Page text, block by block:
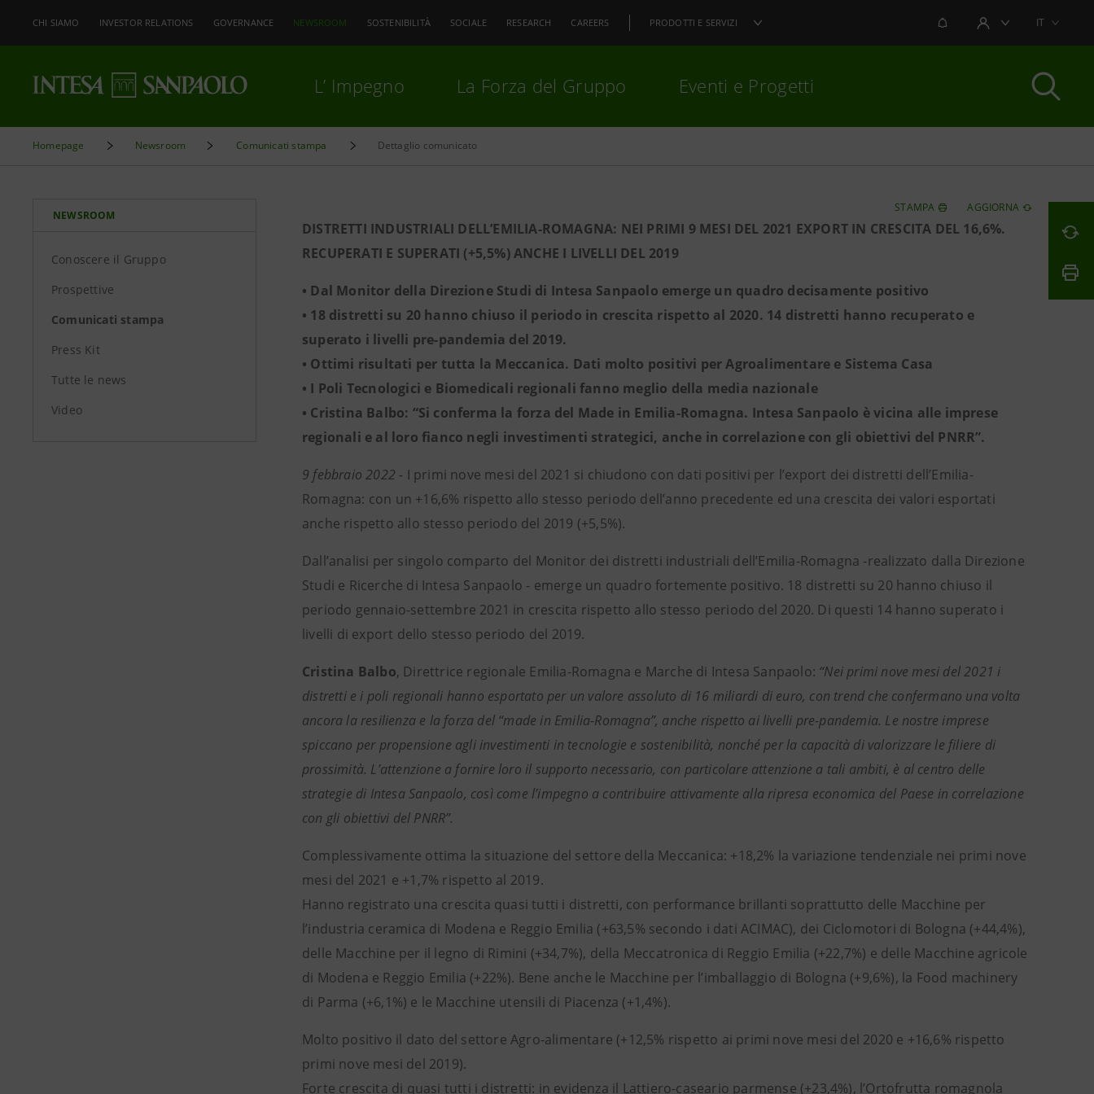
CHI SIAMO INVESTOR RELATIONS GOVERNANCE NEWSROOM SOSTENIBILITÀ SOCIALE RESEARCH CAREERS PRODOTTI E SERVIZI NOTIFICHEAREA UTENTEIT
L’ Impegno La Forza del Gruppo Eventi e Progetti
Homepage Newsroom Comunicati stampa Dettaglio comunicato
NEWSROOM
Conoscere il Gruppo
Prospettive
Comunicati stampa
Press Kit
Tutte le news
Video
STAMPA AGGIORNA
DISTRETTI INDUSTRIALI DELL’EMILIA-ROMAGNA: NEI PRIMI 9 MESI DEL 2021 EXPORT IN CRESCITA DEL 16,6%.
RECUPERATI E SUPERATI (+5,5%) ANCHE I LIVELLI DEL 2019
• Dal Monitor della Direzione Studi di Intesa Sanpaolo emerge un quadro decisamente positivo
• 18 distretti su 20 hanno chiuso il periodo in crescita rispetto al 2020. 14 distretti hanno recuperato e
superato i livelli pre-pandemia del 2019.
• Ottimi risultati per tutta la Meccanica. Dati molto positivi per Agroalimentare e Sistema Casa
• I Poli Tecnologici e Biomedicali regionali fanno meglio della media nazionale
• Cristina Balbo: “Si conferma la forza del Made in Emilia-Romagna. Intesa Sanpaolo è vicina alle imprese
regionali e al loro fianco negli investimenti strategici, anche in correlazione con gli obiettivi del PNRR”.
9 febbraio 2022 - I primi nove mesi del 2021 si chiudono con dati positivi per l’export dei distretti dell’Emilia-
Romagna: con un +16,6% rispetto allo stesso periodo dell’anno precedente ed una crescita dei valori esportati
anche rispetto allo stesso periodo del 2019 (+5,5%).
Dall’analisi per singolo comparto del Monitor dei distretti industriali dell’Emilia-Romagna -realizzato dalla Direzione
Studi e Ricerche di Intesa Sanpaolo - emerge un quadro fortemente positivo. 18 distretti su 20 hanno chiuso il
periodo gennaio-settembre 2021 in crescita rispetto allo stesso periodo del 2020. Di questi 14 hanno superato i
livelli di export dello stesso periodo del 2019.
Cristina Balbo, Direttrice regionale Emilia-Romagna e Marche di Intesa Sanpaolo: “Nei primi nove mesi del 2021 i
distretti e i poli regionali hanno esportato per un valore assoluto di 16 miliardi di euro, con trend che confermano una volta
ancora la resilienza e la forza del “made in Emilia-Romagna”, anche rispetto ai livelli pre-pandemia. Le nostre imprese
spiccano per propensione agli investimenti in tecnologie e sostenibilità, nonché per la capacità di valorizzare le filiere di
prossimità. L’attenzione a fornire loro il supporto necessario, con particolare attenzione a tali ambiti, è al centro delle
strategie di Intesa Sanpaolo, così come l’impegno a contribuire attivamente alla ripresa economica del Paese in correlazione
con gli obiettivi del PNRR”.
Complessivamente ottima la situazione del settore della Meccanica: +18,2% la variazione tendenziale nei primi nove
mesi del 2021 e +1,7% rispetto al 2019.
Hanno registrato una crescita quasi tutti i distretti, con performance brillanti soprattutto delle Macchine per
l’industria ceramica di Modena e Reggio Emilia (+63,5% secondo i dati ACIMAC), dei Ciclomotori di Bologna (+44,4%),
delle Macchine per il legno di Rimini (+34,7%), della Meccatronica di Reggio Emilia (+22,7%) e delle Macchine agricole
di Modena e Reggio Emilia (+22%). Bene anche le Macchine per l’imballaggio di Bologna (+9,6%), la Food machinery
di Parma (+6,1%) e le Macchine utensili di Piacenza (+1,4%).
Molto positivo il dato del settore Agro-alimentare (+12,5% rispetto ai primi nove mesi del 2020 e +16,6% rispetto
primi nove mesi del 2019).
Forte crescita di quasi tutti i distretti: in evidenza il Lattiero-caseario parmense (+23,4%), l’Ortofrutta romagnola